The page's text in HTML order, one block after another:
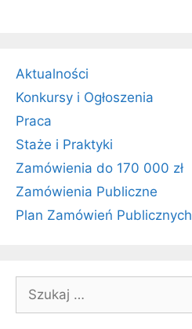
Aktualności
Konkursy i Ogłoszenia
Praca
Staże i Praktyki
Zamówienia do 170 000 zł
Zamówienia Publiczne
Plan Zamówień Publicznych